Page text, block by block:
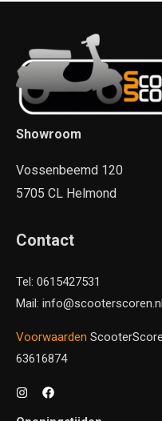
Showroom
Vossenbeemd 120
5705 CL Helmond
Contact
Tel: 0615427531
Mail: info@scooterscoren.nl
Voorwaarden
63616874